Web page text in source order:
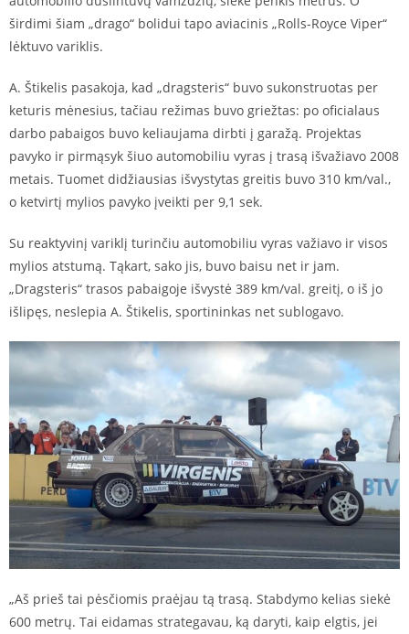
širdimi šiam „drago“ bolidui tapo aviacinis „Rolls-Royce Viper“
lėktuvo variklis.
A. Štikelis pasakoja, kad „dragsteris“ buvo sukonstruotas per
keturis mėnesius, tačiau režimas buvo griežtas: po oficialaus
darbo pabaigos buvo keliaujama dirbti į garažą. Projektas
pavyko ir pirmąsyk šiuo automobiliu vyras į trasą išvažiavo 2008
metais. Tuomet didžiausias išvystytas greitis buvo 310 km/val.,
o ketvirtį mylios pavyko įveikti per 9,1 sek.
Su reaktyvinį variklį turinčiu automobiliu vyras važiavo ir visos
mylios atstumą. Tąkart, sako jis, buvo baisu net ir jam.
„Dragsteris“ trasos pabaigoje išvystė 389 km/val. greitį, o iš jo
išlipęs, neslepia A. Štikelis, sportininkas net sublogavo.
„Aš prieš tai pėsčiomis praėjau tą trasą. Stabdymo kelias siekė
600 metrų. Tai eidamas strategavau, ką daryti, kaip elgtis, jei